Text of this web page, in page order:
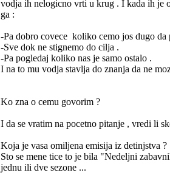
vodja ih nelogicno vrti u krug . I kada ih je
ga :
-Pa dobro covece koliko cemo jos dugo da
-Sve dok ne stignemo do cilja .
-Pa pogledaj koliko nas je samo ostalo .
I na to mu vodja stavlja do znanja da ne
Ko zna o cemu govorim ?
I da se vratim na pocetno pitanje , vredi li
Koja je vasa omiljena emisija iz detinjstva ?
Sto se mene tice to je bila "Nedeljni
jednu ili dve sezone ...